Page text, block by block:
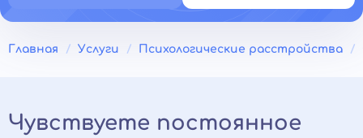
Главная Услуги Психологические расстройства
Чувствуете постоянное